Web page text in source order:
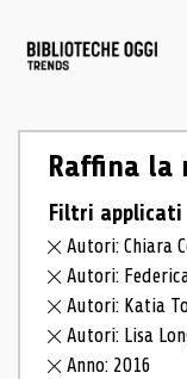
Raffina la
Filtri applicati
Autori: Chiara
Autori:
Autori: Katia
Autori: Lisa
Anno: 2016